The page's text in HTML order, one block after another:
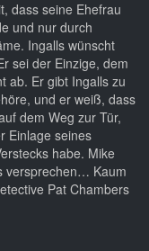
dass seine Ehefrau
und nur durch
Ingalls wünscht
sei der Einzige, dem
ab. Er gibt Ingalls zu
und er weiß, dass
dem Weg zur Tür,
Einlage seines
habe. Mike
versprechen… Kaum
Pat Chambers